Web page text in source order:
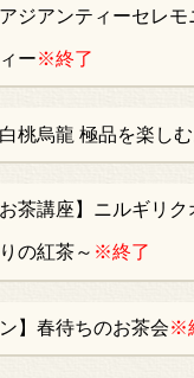
アジアンティーセレ
ー※終了
桃烏龍 極品を楽しむ
茶講座】ニルギリク
の紅茶～ ※終了
】春待ちのお茶会※